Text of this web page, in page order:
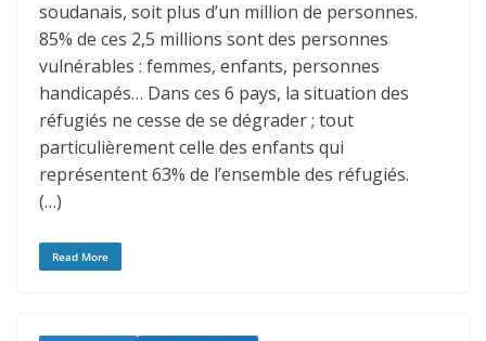
soudanais, soit plus d’un million de personnes.
85% de ces 2,5 millions sont des personnes
vulnérables : femmes, enfants, personnes
handicapés… Dans ces 6 pays, la situation des
réfugiés ne cesse de se dégrader ; tout
particulièrement celle des enfants qui
représentent 63% de l’ensemble des réfugiés.
(…)
Read More